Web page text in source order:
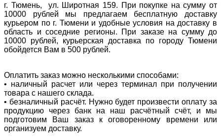
г. Тюмень, ул. Широтная 159. При покупке на сумму от
10000 рублей мы предлагаем бесплатную доставку
курьером по г. Тюмени и удобные условия на доставку в
область и соседние регионы. При заказе на сумму до
10000 рублей, курьерская доставка по городу Тюмени
обойдется Вам в 500 рублей.
Оплатить заказ можно несколькими способами:
• наличный расчет или через терминал при получении
товара с нашего склада.
• безналичный расчёт. Нужно будет произвести оплату за
продукцию через банк на наш расчётный счёт, и мы
подготовим Ваш заказ к оговоренному времени или
организуем доставку.